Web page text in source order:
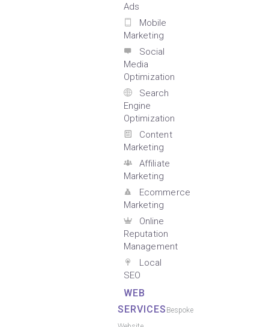
Ads
Mobile
Marketing
Social
Media
Optimization
Search
Engine
Optimization
Content
Marketing
Affiliate
Marketing
Ecommerce
Marketing
Online
Reputation
Management
Local
SEO
WEB
SERVICES Bespoke